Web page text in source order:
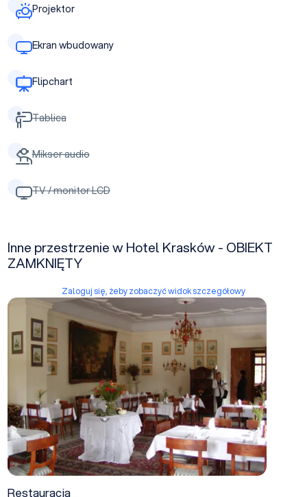
Projektor
Ekran wbudowany
Flipchart
Tablica
Mikser audio
TV / monitor LCD
Inne przestrzenie w Hotel Krasków - OBIEKT
ZAMKNIĘTY
Zaloguj się, żeby zobaczyć widok szczegółowy
Restauracja
Restauracja